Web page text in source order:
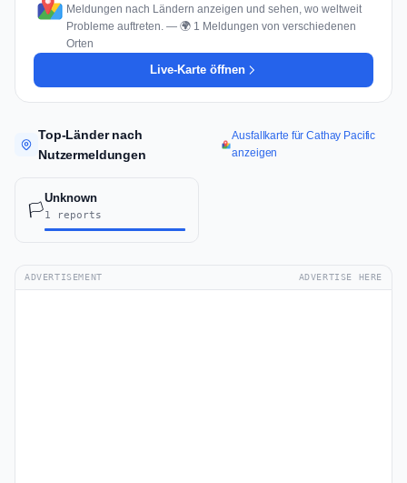
Meldungen nach Ländern anzeigen und sehen, wo weltweit
Probleme auftreten. — 🌍 1 Meldungen von verschiedenen
Orten
Live-Karte öffnen
Top-Länder nach
Nutzermeldungen
Ausfallkarte für Cathay Pacific
anzeigen
🏳️
Unknown
1 reports
ADVERTISEMENT ADVERTISE HERE